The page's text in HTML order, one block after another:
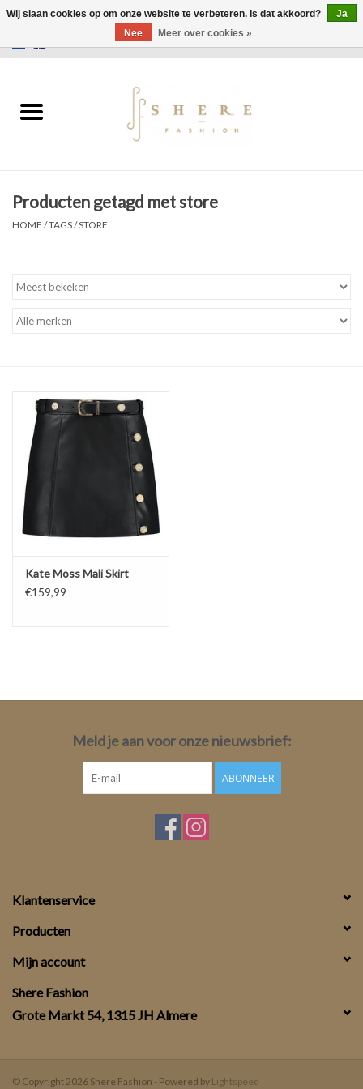
Jurken
Pakken
Accessoires
Merken
Producten getagd met store
HOME /TAGS/STORE
Kate Moss Mali Skirt
€159,99
Meld je aan voor onze nieuwsbrief:
ABONNEER
Klantenservice
Producten
Mijn account
Shere Fashion
Grote Markt 54, 1315 JH Almere
© Copyright 2026 Shere Fashion - Powered by Lightspeed
Wij slaan cookies op om onze website te verbeteren. Is dat akkoord?
Ja
Nee
Meer over cookies »